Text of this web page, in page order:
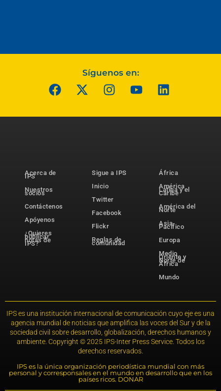
Síguenos en:
Acerca de
IPS
Nuestros
socios
Contáctenos
Apóyenos
¿Quieres
publicar
notas de
IPS?
Sigue a IPS
Inicio
Twitter
Facebook
Flickr
Reglas de
comunidad
África
América
Latina y el
Caribe
América del
Norte
Asia-
Pacífico
Europa
Medio
Oriente y
Norte de
África
Mundo
IPS es una institución internacional de comunicación cuyo eje es una
agencia mundial de noticias que amplifica las voces del Sur y de la
sociedad civil sobre desarrollo, globalización, derechos humanos y
ambiente. Copyright © 2025 IPS-Inter Press Service. Todos los
derechos reservados.
IPS es la única organización periodística mundial con más
personal y corresponsales en el mundo en desarrollo que en los
países ricos. DONAR